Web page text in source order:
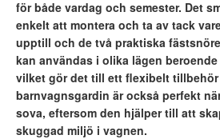
för både vardag och semester. Det
enkelt att montera och ta av tack
upptill och de två praktiska
kan användas i olika lägen
vilket gör det till ett flexibelt tillbehör
barnvagnsgardin är också perfekt
sova, eftersom den hjälper till att
skuggad miljö i vagnen.